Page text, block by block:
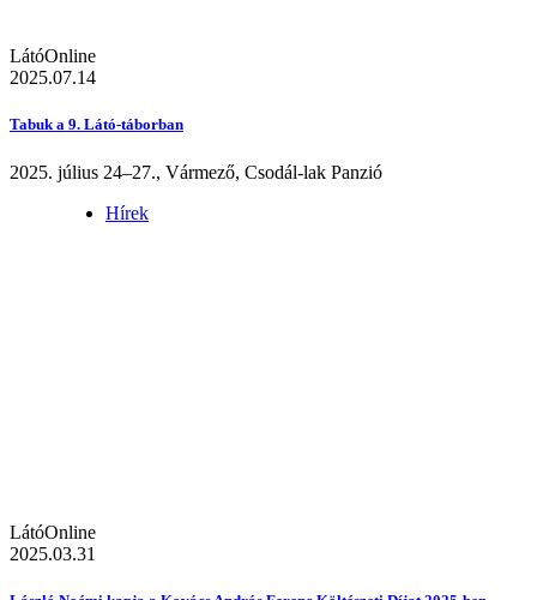
LátóOnline
2025.07.14
Tabuk a 9. Látó-táborban
2025. július 24–27., Vármező, Csodál-lak Panzió
Hírek
LátóOnline
2025.03.31